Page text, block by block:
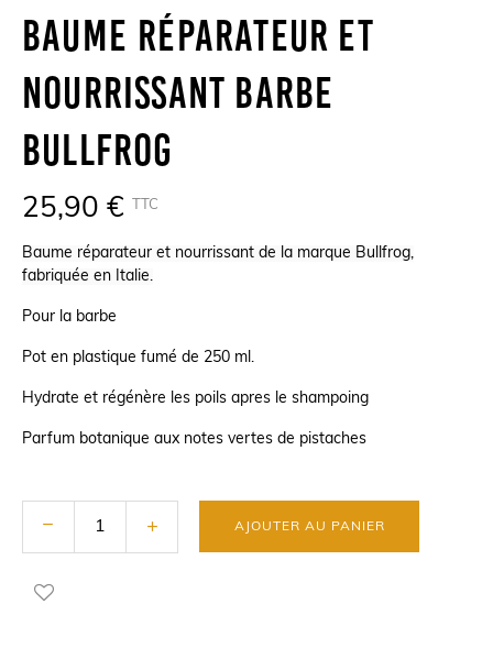
Baume Réparateur Et
Nourrissant Barbe
Bullfrog
25,90 € TTC
Baume réparateur et nourrissant de la marque Bullfrog,
fabriquée en Italie.
Pour la barbe
Pot en plastique fumé de 250 ml.
Hydrate et régénère les poils apres le shampoing
Parfum botanique aux notes vertes de pistaches
AJOUTER AU PANIER